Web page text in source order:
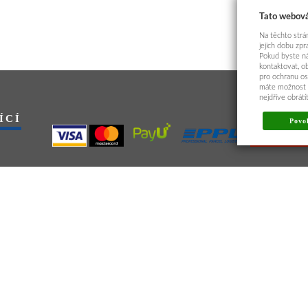
Tato
Na těchto
jejich dobu
Pokud byste
kontaktovat,
pro ochranu
máte možnost
nejdříve